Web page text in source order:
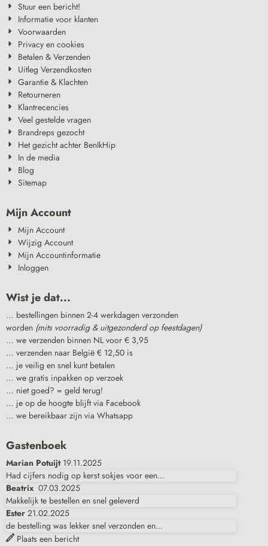
Stuur een bericht!
Informatie voor klanten
Voorwaarden
Privacy en cookies
Betalen & Verzenden
Uitleg Verzendkosten
Garantie & Klachten
Retourneren
Klantrecencies
Veel gestelde vragen
Brandreps gezocht
Het gezicht achter BenIkHip
In de media
Blog
Sitemap
Mijn Account
Mijn Account
Wijzig Account
Mijn Accountinformatie
Inloggen
Wist je dat...
… bestellingen binnen 2-4 werkdagen verzonden
worden (mits voorradig & uitgezonderd op feestdagen)
… we verzenden binnen NL voor € 3,95
… verzenden naar België € 12,50 is
… je veilig en snel kunt betalen
… we gratis inpakken op verzoek
… niet goed? = geld terug!
… je op de hoogte blijft via Facebook
… we bereikbaar zijn via Whatsapp
Gastenboek
Marian Potuijt 19.11.2025
Had cijfers nodig op kerst sokjes voor een...
Beatrix 07.03.2025
Makkelijk te bestellen en snel geleverd
Ester 21.02.2025
de bestelling was lekker snel verzonden en...
Plaats een bericht